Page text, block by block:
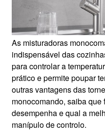
As misturadoras
indispensável das
para controlar a
prático e permite poupar
outras vantagens das
monocomando, saiba
desempenha e qual a
manípulo de controlo.